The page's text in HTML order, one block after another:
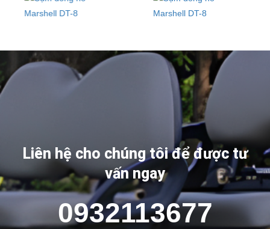
Liên hệ cho chúng tôi để được tư
vấn ngay
0932113677